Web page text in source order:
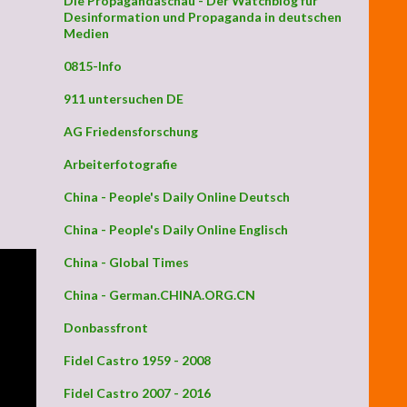
?
Desinformation und Propaganda in deutschen
Medien
0815-Info
911 untersuchen DE
AG Friedensforschung
Arbeiterfotografie
China - People's Daily Online Deutsch
China - People's Daily Online Englisch
China - Global Times
China - German.CHINA.ORG.CN
Donbassfront
Fidel Castro 1959 - 2008
Fidel Castro 2007 - 2016